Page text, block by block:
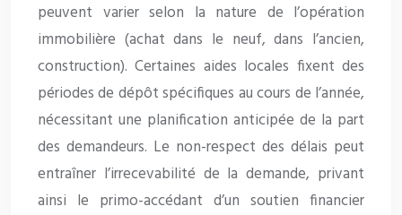
peuvent varier selon la nature de l’opération
immobilière (achat dans le neuf, dans l’ancien,
construction). Certaines aides locales fixent des
périodes de dépôt spécifiques au cours de l’année,
nécessitant une planification anticipée de la part
des demandeurs. Le non-respect des délais peut
entraîner l’irrecevabilité de la demande, privant
ainsi le primo-accédant d’un soutien financier